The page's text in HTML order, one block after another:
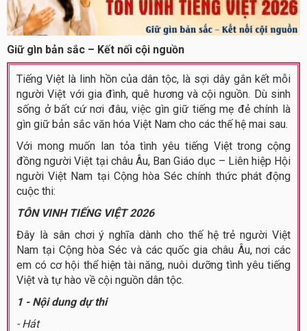
Giữ gìn bản sắc – Kết nối cội nguồn
Tiếng Việt là linh hồn của dân tộc, là sợi dây gắn kết mỗi
người Việt với gia đình, quê hương và cội nguồn. Dù sinh
sống ở bất cứ nơi đâu, việc gìn giữ tiếng mẹ đẻ chính là
gìn giữ bản sắc văn hóa Việt Nam cho các thế hệ mai sau.
Với mong muốn lan tỏa tình yêu tiếng Việt trong cộng
đồng người Việt tại châu Âu, Ban Giáo dục – Liên hiệp Hội
người Việt Nam tại Cộng hòa Séc chính thức phát động
cuộc thi:
TÔN VINH TIẾNG VIỆT 2026
Đây là sân chơi ý nghĩa dành cho thế hệ trẻ người Việt
Nam tại Cộng hòa Séc và các quốc gia châu Âu, nơi các
em có cơ hội thể hiện tài năng, nuôi dưỡng tình yêu tiếng
Việt và tự hào về cội nguồn dân tộc.
1 - Nội dung dự thi
- Hát